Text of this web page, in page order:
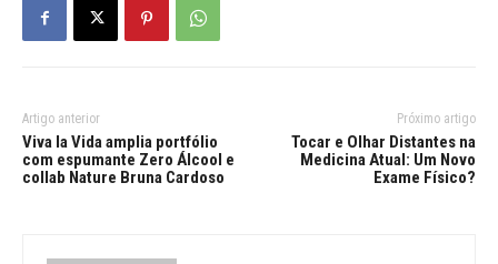
Artigo anterior
Viva la Vida amplia portfólio
com espumante Zero Álcool e
collab Nature Bruna Cardoso
Próximo artigo
Tocar e Olhar Distantes na
Medicina Atual: Um Novo
Exame Físico?